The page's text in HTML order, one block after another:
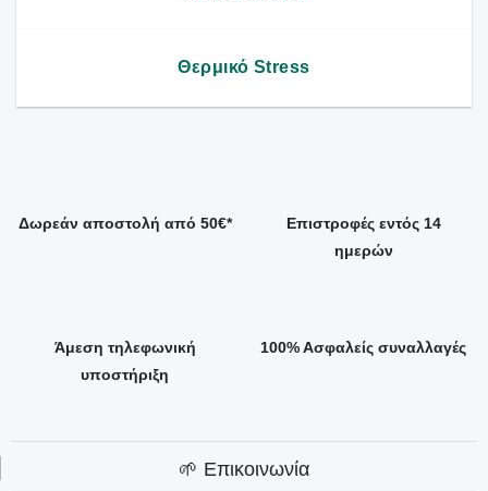
Θερμικό Stress
Δωρεάν αποστολή από 50€*
Επιστροφές εντός 14
ημερών
Άμεση τηλεφωνική
υποστήριξη
100% Ασφαλείς συναλλαγές
🌱 Επικοινωνία